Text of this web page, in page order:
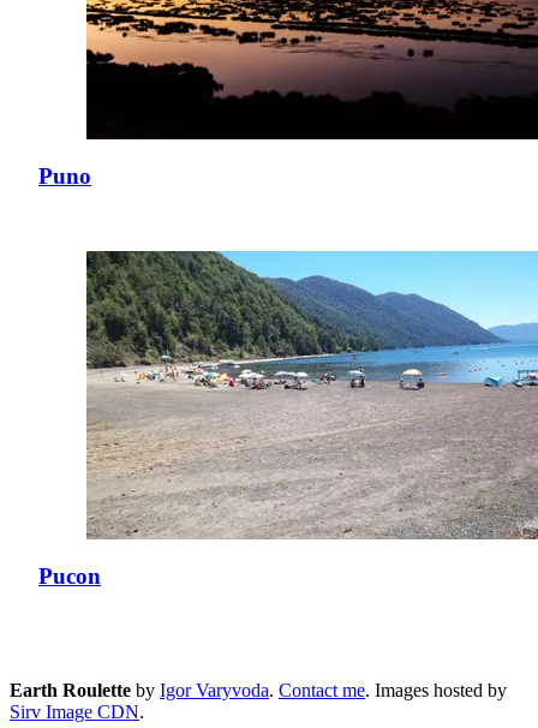
Puno
Pucon
Earth Roulette by Igor Varyvoda. Contact me. Images hosted by
Sirv Image CDN.